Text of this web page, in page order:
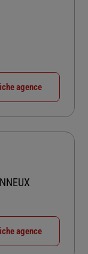
agence
agence